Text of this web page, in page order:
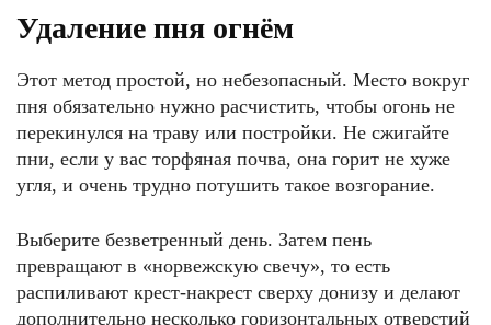
Удаление пня огнём
Этот метод простой, но небезопасный. Место вокруг
пня обязательно нужно расчистить, чтобы огонь не
перекинулся на траву или постройки. Не сжигайте
пни, если у вас торфяная почва, она горит не хуже
угля, и очень трудно потушить такое возгорание.
Выберите безветренный день. Затем пень
превращают в «норвежскую свечу», то есть
распиливают крест-накрест сверху донизу и делают
дополнительно несколько горизонтальных отверстий